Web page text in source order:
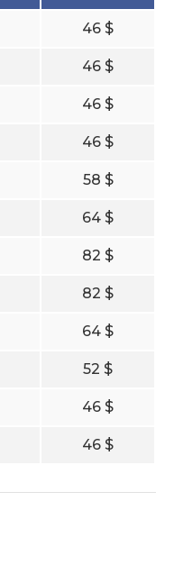
46 $
46 $
46 $
46 $
58 $
64 $
82 $
82 $
64 $
52 $
46 $
46 $